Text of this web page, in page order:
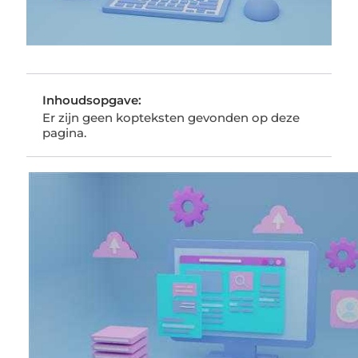
Inhoudsopgave:
Er zijn geen kopteksten gevonden op deze
pagina.